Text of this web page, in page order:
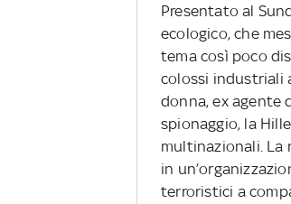
Presentato al
ecologico, che
tema così poco
colossi industriali
donna, ex agente
spionaggio, la
multinazionali. La
in
terroristici a